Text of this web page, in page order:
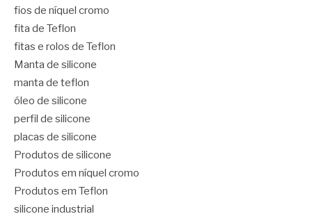
fios de níquel cromo
fita de Teflon
fitas e rolos de Teflon
Manta de silicone
manta de teflon
óleo de silicone
perfil de silicone
placas de silicone
Produtos de silicone
Produtos em níquel cromo
Produtos em Teflon
silicone industrial